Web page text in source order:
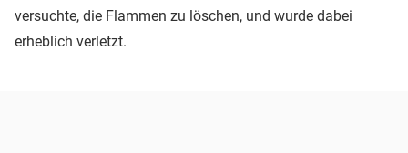
versuchte, die Flammen zu löschen, und wurde dabei
erheblich verletzt.